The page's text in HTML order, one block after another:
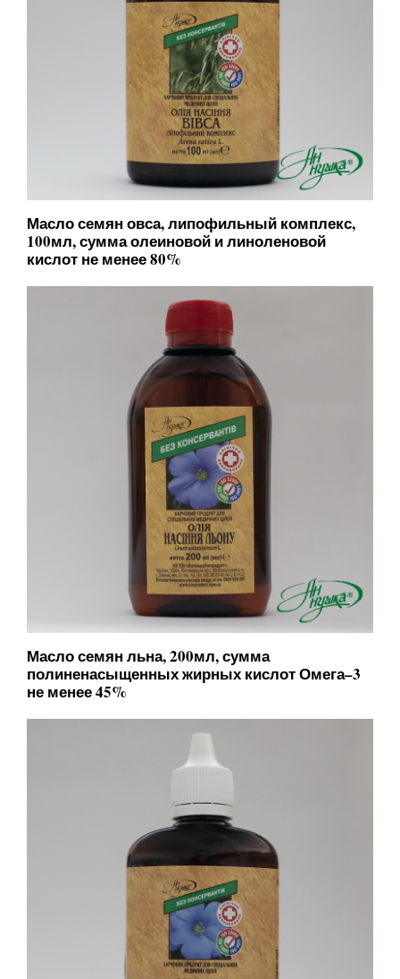
Масло семян овса, липофильный комплекс,
100мл, сумма олеиновой и линоленовой
кислот не менее 80%
Масло семян льна, 200мл, сумма
полиненасыщенных жирных кислот Омега–3
не менее 45%